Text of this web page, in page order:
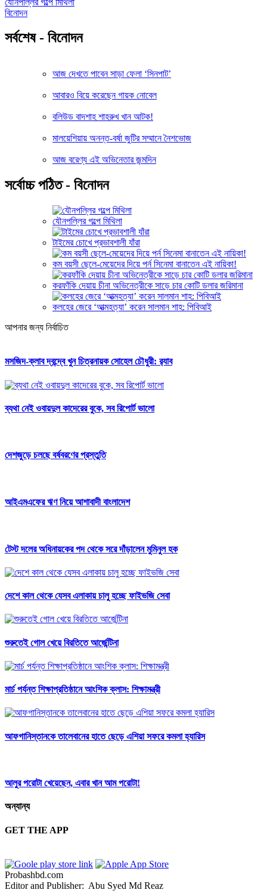
বিনোদন
সর্বশেষ - বিনোদন
আজ দেখতে পাবেন সাড়া ফেলা ‘সিনপাট’
আবারও বিয়ে করেছেন গায়ক নোবেল
বলিউড বাদশাহ শাহরুখ খান আটক!
মালয়েশিয়ায় অনন্ত-বর্ষা জুটির সম্মানে নৈশভোজ
আজ বরেণ্য এই অভিনেতার জন্মদিন
সর্বোচ্চ পঠিত - বিনোদন
যৌনপল্লির গল্পে মিথিলা
টাইমের চোখে প্রভাবশালী যাঁরা
কম বয়সী ছেলে-মেয়েদের দিয়ে পর্ন সিনেমা বানাতেন এই নায়িকা!
করফাঁকি দেয়ায় চীনা অভিনেত্রীকে সাড়ে চার কোটি ডলার জরিমানা
কলহের জেরে ‘আত্মহত্যা’ করেন সালমান শাহ: পিবিআই
আপনার জন্য নির্বাচিত
মসজিদ-ক্লাব দ্বন্দ্বে খুন চিত্রনায়ক সোহেল চৌধুরী: র‍্যাব
ব্যথা নেই ওবায়দুল কাদেরের বুকে, সব রিপোর্ট ভালো
দেশজুড়ে চলছে বর্ষবরণের প্রস্তুতি
আইএমএফের ঋণ নিয়ে আশাবাদী বাংলাদেশ
টেস্ট দলের অধিনায়কের পদ থেকে সরে দাঁড়ালেন মুমিনুল হক
দেশে কাল থেকে যেসব এলাকায় চালু হচ্ছে ফাইভজি সেবা
শুরুতেই গোল খেয়ে বিরতিতে আর্জেন্টিনা
মার্চ পর্যন্ত শিক্ষাপ্রতিষ্ঠানে আংশিক ক্লাস: শিক্ষামন্ত্রী
আফগানিস্তানকে তালেবানের হাতে ছেড়ে এশিয়া সফরে কমলা হ্যারিস
আলুর পরোটা খেয়েছেন, এবার খান আম পরোটা!
অন্যান্য
GET THE APP
Probashbd.com
Editor and Publisher: Abu Syed Md Reaz